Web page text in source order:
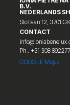
B.V.
NEDERLANDS
Slotlaan 12, 3701
CONTACT
Ph.: +31 308 892277
GOOGLE Maps